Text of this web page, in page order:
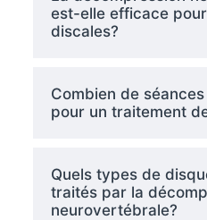
est-elle efficace
discales?
Combien de
pour un traitement
Quels types de
traités par la
neurovertébrale?